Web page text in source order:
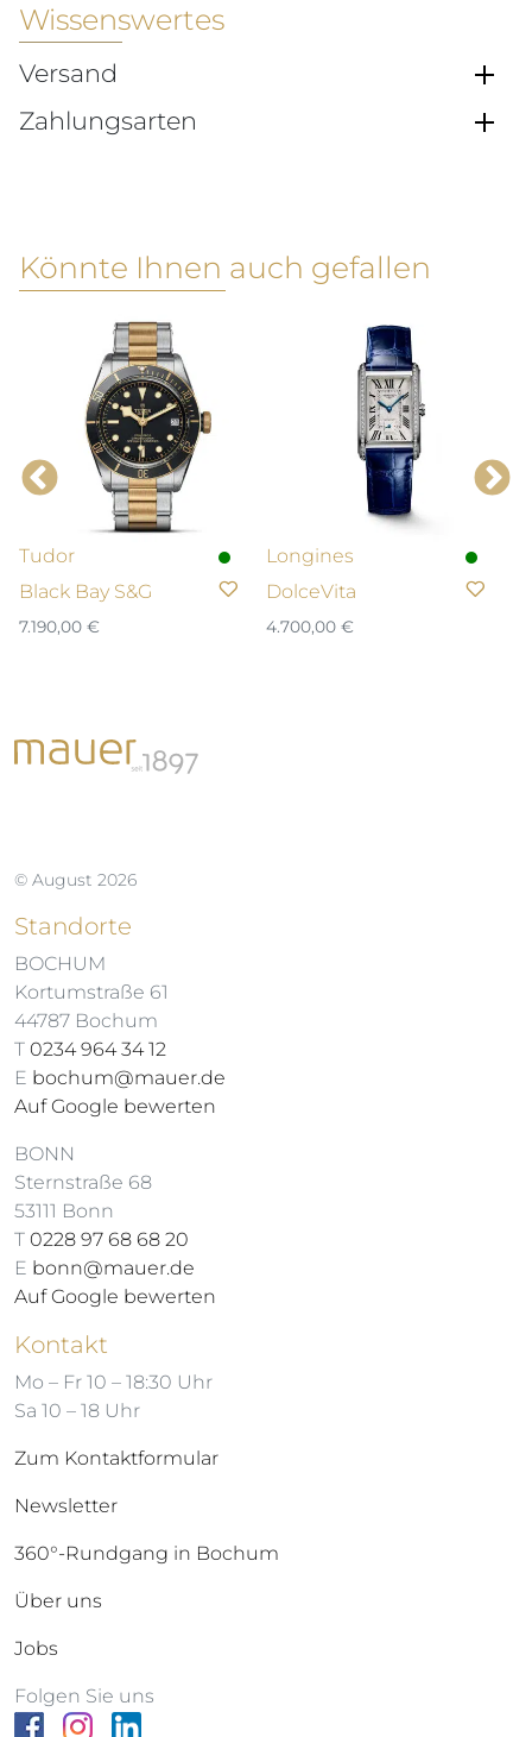
Wissenswertes
Versand
Zahlungsarten
Könnte Ihnen auch gefallen
Tudor
Black Bay S&G
7.190,00 €
Longines
DolceVita
4.700,00 €
© August 2026
Standorte
BOCHUM
Kortumstraße 61
44787 Bochum
T 0234 964 34 12
E bochum@mauer.de
Auf Google bewerten
BONN
Sternstraße 68
53111 Bonn
T 0228 97 68 68 20
E bonn@mauer.de
Auf Google bewerten
Kontakt
Mo – Fr 10 – 18:30 Uhr
Sa 10 – 18 Uhr
Zum Kontaktformular
Newsletter
360°-Rundgang in Bochum
Über uns
Jobs
Folgen Sie uns